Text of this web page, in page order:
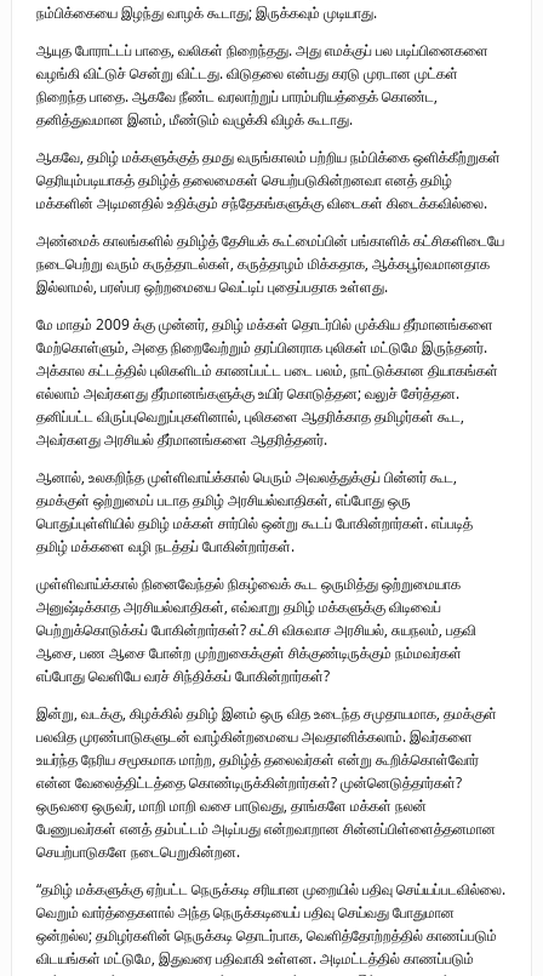
நம்பிக்கையை இழந்து வாழக் கூடாது; இருக்கவும் முடியாது.
ஆயுத போராட்டப் பாதை, வலிகள் நிறைந்தது. அது எமக்குப் பல படிப்பினைகளை
வழங்கி விட்டுச் சென்று விட்டது. விடுதலை என்பது கரடு முரடான முட்கள்
நிறைந்த பாதை. ஆகவே நீண்ட வரலாற்றுப் பாரம்பரியத்தைக் கொண்ட,
தனித்துவமான இனம், மீண்டும் வழுக்கி விழக் கூடாது.
ஆகவே, தமிழ் மக்களுக்குத் தமது வருங்காலம் பற்றிய நம்பிக்கை ஒளிக்கீற்றுகள்
தெரியும்படியாகத் தமிழ்த் தலைமைகள் செயற்படுகின்றனவா எனத் தமிழ்
மக்களின் அடிமனதில் உதிக்கும் சந்தேகங்களுக்கு விடைகள் கிடைக்கவில்லை.
அண்மைக் காலங்களில் தமிழ்த் தேசியக் கூட்மைப்பின் பங்காளிக் கட்சிகளிடையே
நடைபெற்று வரும் கருத்தாடல்கள், கருத்தாழம் மிக்கதாக, ஆக்கபூர்வமானதாக
இல்லாமல், பரஸ்பர ஒற்றமையை வெட்டிப் புதைப்பதாக உள்ளது.
மே மாதம் 2009 க்கு முன்னர், தமிழ் மக்கள் தொடர்பில் முக்கிய தீர்மானங்களை
மேற்கொள்ளும், அதை நிறைவேற்றும் தரப்பினராக புலிகள் மட்டுமே இருந்தனர்.
அக்கால கட்டத்தில் புலிகளிடம் காணப்பட்ட படை பலம், நாட்டுக்கான தியாகங்கள்
எல்லாம் அவர்களது தீர்மானங்களுக்கு உயிர் கொடுத்தன; வலுச் சேர்த்தன.
தனிப்பட்ட விருப்புவெறுப்புகளினால், புலிகளை ஆதரிக்காத தமிழர்கள் கூட,
அவர்களது அரசியல் தீர்மானங்களை ஆதரித்தனர்.
ஆனால், உலகறிந்த முள்ளிவாய்க்கால் பெரும் அவலத்துக்குப் பின்னர் கூட,
தமக்குள் ஒற்றுமைப் படாத தமிழ் அரசியல்வாதிகள், எப்போது ஒரு
பொதுப்புள்ளியில் தமிழ் மக்கள் சார்பில் ஒன்று கூடப் போகின்றார்கள். எப்படித்
தமிழ் மக்களை வழி நடத்தப் போகின்றார்கள்.
முள்ளிவாய்க்கால் நினைவேந்தல் நிகழ்வைக் கூட ஒருமித்து ஒற்றுமையாக
அனுஷ்டிக்காத அரசியல்வாதிகள், எவ்வாறு தமிழ் மக்களுக்கு விடிவைப்
பெற்றுக்கொடுக்கப் போகின்றார்கள்? கட்சி விசுவாச அரசியல், சுயநலம், பதவி
ஆசை, பண ஆசை போன்ற முற்றுகைக்குள் சிக்குண்டிருக்கும் நம்மவர்கள்
எப்போது வெளியே வரச் சிந்திக்கப் போகின்றார்கள்?
இன்று, வடக்கு, கிழக்கில் தமிழ் இனம் ஒரு வித உடைந்த சமுதாயமாக, தமக்குள்
பலவித முரண்பாடுகளுடன் வாழ்கின்றமையை அவதானிக்கலாம். இவர்களை
உயர்ந்த நேரிய சமூகமாக மாற்ற, தமிழ்த் தலைவர்கள் என்று கூறிக்கொள்வோர்
என்ன வேலைத்திட்டத்தை கொண்டிருக்கின்றார்கள்? முன்னெடுத்தார்கள்?
ஒருவரை ஒருவர், மாறி மாறி வசை பாடுவது, தாங்களே மக்கள் நலன்
பேணுபவர்கள் எனத் தம்பட்டம் அடிப்பது என்றவாறான சின்னப்பிள்ளைத்தனமான
செயற்பாடுகளே நடைபெறுகின்றன.
“தமிழ் மக்களுக்கு ஏற்பட்ட நெருக்கடி சரியான முறையில் பதிவு செய்யப்படவில்லை.
வெறும் வார்த்தைகளால் அந்த நெருக்கடியைப் பதிவு செய்வது போதுமான
ஒன்றல்ல; தமிழர்களின் நெருக்கடி தொடர்பாக, வெளித்தோற்றத்தில் காணப்படும்
விடயங்கள் மட்டுமே, இதுவரை பதிவாகி உள்ளன. அடிமட்டத்தில் காணப்படும்